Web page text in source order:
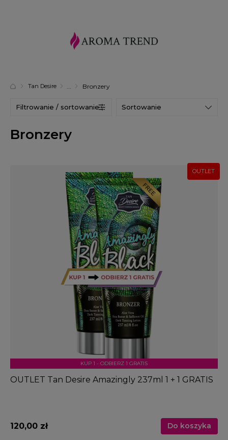
Tan Desire Bronzery
Bronzery
Sortowanie
Filtrowanie / sortowanie
OUTLET
KUP 1 - ODBIERZ 1 GRATIS
OUTLET Tan Desire Amazingly 237ml 1 + 1 GRATIS
120,00 zł Do koszyka